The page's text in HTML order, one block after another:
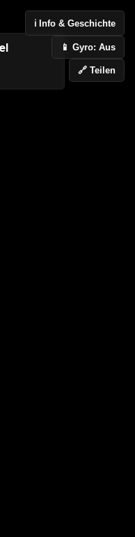
ℹ️ Info & Geschichte
📱 Gyro: Aus
🔗 Teilen